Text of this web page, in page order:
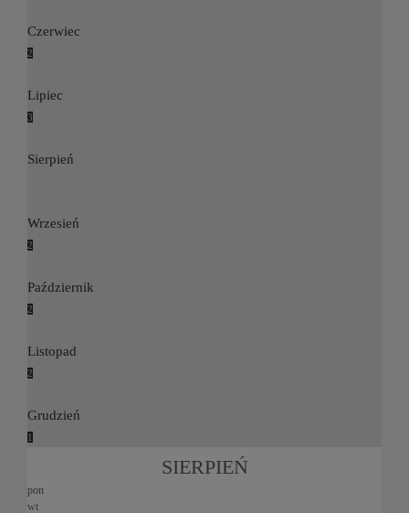
Czerwiec
2
Lipiec
3
Sierpień
Wrzesień
2
Październik
2
Listopad
2
Grudzień
1
SIERPIEŃ
pon
wt